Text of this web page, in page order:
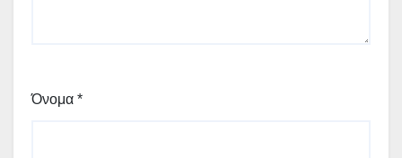
Όνομα *